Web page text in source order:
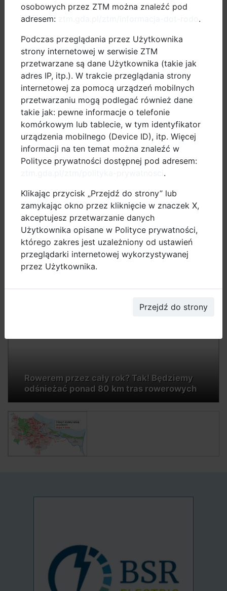
dobre praktyki
pomiary ruchu
dokumenty
projekty UE
zamów stojak
kontakt
Trwa remont dróg rowerowych wokół
ronda Ofiar Katynia. Będzie wygodniej i
bezpieczniej
Rowerem przez cały rok? Tak! Będziemy
odśnieżać ponad 80 km tras rowerowych
osobowych przez ZTM można znaleźć pod
adresem:
.
Podczas przeglądania przez Użytkownika
strony internetowej w serwisie ZTM
przetwarzane są dane Użytkownika (takie jak
adres IP, itp.). W trakcie przeglądania strony
internetowej za pomocą urządzeń mobilnych
przetwarzaniu mogą podlegać również dane
takie jak: pewne informacje o telefonie
komórkowym lub tablecie, w tym identyfikator
urządzenia mobilnego (Device ID), itp. Więcej
informacji na ten temat można znaleźć w
Polityce prywatności dostępnej pod adresem:
.
Klikając przycisk „Przejdź do strony” lub
zamykając okno przez kliknięcie w znaczek X,
akceptujesz przetwarzanie danych
Użytkownika opisane w Polityce prywatności,
którego zakres jest uzależniony od ustawień
przeglądarki internetowej wykorzystywanej
przez Użytkownika.
Przejdź do strony